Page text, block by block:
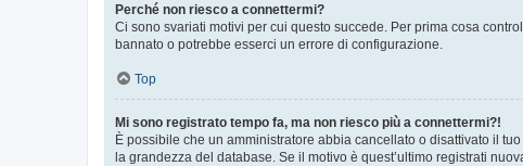
Perché non riesco a connettermi?
Ci sono svariati motivi per cui questo succede. Per prima cosa
bannato o potrebbe esserci un errore di configurazione.
Top
Mi sono registrato tempo fa, ma non riesco più a connettermi?!
È possibile che un amministratore abbia cancellato o disattivato il
la grandezza del database. Se il motivo è quest’ultimo registrati